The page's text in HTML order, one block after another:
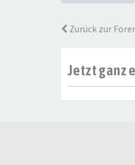
Zurück zur
Jetzt ganz